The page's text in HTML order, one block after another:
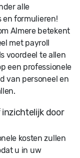
alle
en formulieren!
Almere betekent
met payroll
voordeel te allen
een professionele
van personeel en
door
kosten zullen
u in uw